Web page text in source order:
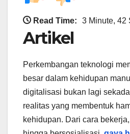
Read Time: 3 Minute, 42
Artikel
Perkembangan teknologi
besar dalam kehidupan
digitalisasi bukan lagi
realitas yang membentuk
kehidupan. Dari cara